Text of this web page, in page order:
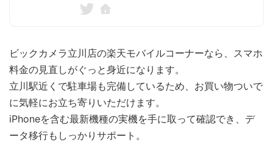
ビックカメラ立川店の楽天モバイルコーナーなら、スマホ
料金の見直しがぐっと身近になります。
立川駅近くで駐車場も完備しているため、お買い物ついで
に気軽にお立ち寄りいただけます。
iPhoneを含む最新機種の実機を手に取って確認でき、デ
ータ移行もしっかりサポート。